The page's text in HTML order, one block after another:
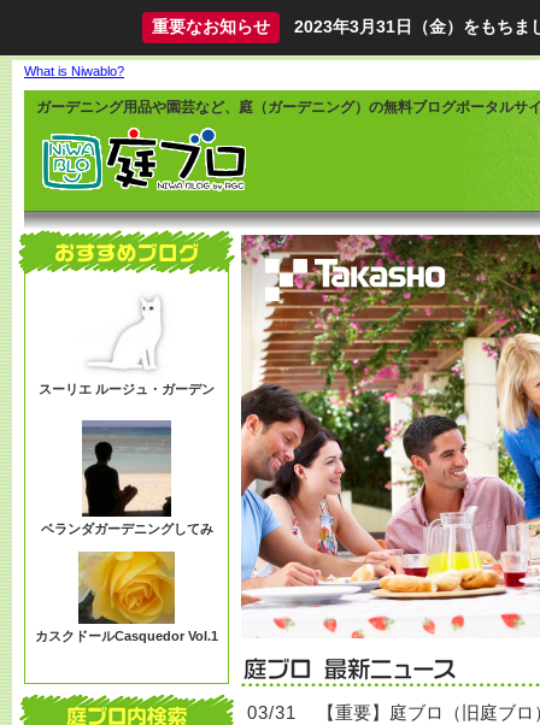
重要なお知らせ 2023年3月31日（金）をもちま
What is Niwablo?
ガーデニング用品や園芸など、庭（ガーデニング）の無料ブログポータルサ
スーリエ ルージュ・ガーデン
ベランダガーデニングしてみ
カスクドールCasquedor Vol.1
03/31
【重要】庭ブロ（旧庭ブ